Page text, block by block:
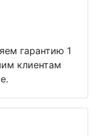
гарантию 1
клиентам